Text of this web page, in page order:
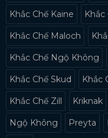
Khắc Chế Kaine Khắc
Khắc Chế Maloch
Khắc Chế Ngộ Không
Khắc Chế Skud Khắc
Khắc Chế Zill Kriknak
Ngộ Không Preyta